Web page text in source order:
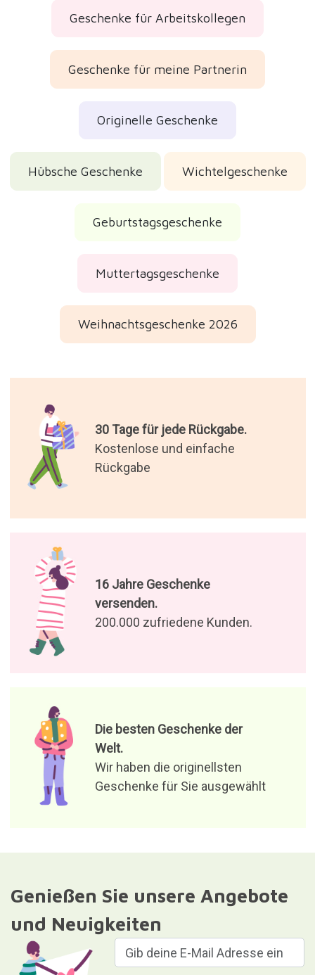
Geschenke für Arbeitskollegen
Geschenke für meine Partnerin
Originelle Geschenke
Hübsche Geschenke Wichtelgeschenke
Geburtstagsgeschenke
Muttertagsgeschenke
Weihnachtsgeschenke 2026
30 Tage für jede Rückgabe.
Kostenlose und einfache
Rückgabe
16 Jahre Geschenke
versenden.
200.000 zufriedene Kunden.
Die besten Geschenke der
Welt.
Wir haben die originellsten
Geschenke für Sie ausgewählt
Genießen Sie unsere Angebote
und Neuigkeiten